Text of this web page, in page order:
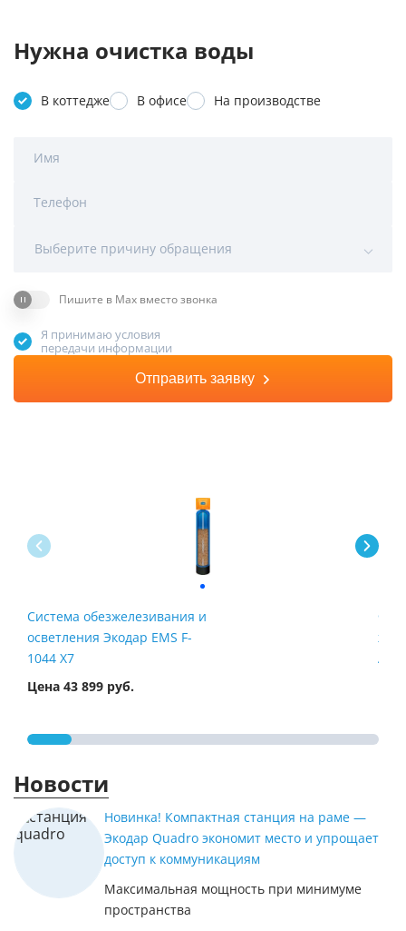
Нужна очистка воды
В коттедже В офисе На производстве
Имя
Телефон
Выберите причину обращения
Пишите в Max вместо звонка
Я принимаю условия
передачи информации
Отправить заявку
Система обезжелезивания и
осветления Экодар EMS F-
1044 X7
Цена 43 899 руб.
Новости
Новинка! Компактная станция на раме —
Экодар Quadro экономит место и упрощает
доступ к коммуникациям
Максимальная мощность при минимуме
пространства